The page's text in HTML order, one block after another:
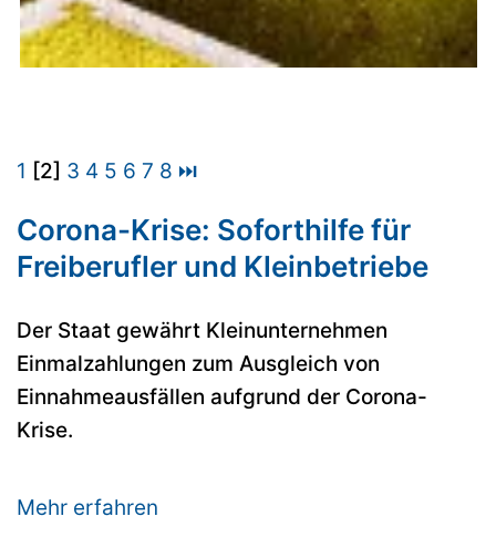
1 [2] 3 4 5 6 7 8 ⏭
Corona-Krise: Soforthilfe für
Freiberufler und Kleinbetriebe
Der Staat gewährt Kleinunternehmen
Einmalzahlungen zum Ausgleich von
Einnahmeausfällen aufgrund der Corona-
Krise.
Mehr erfahren